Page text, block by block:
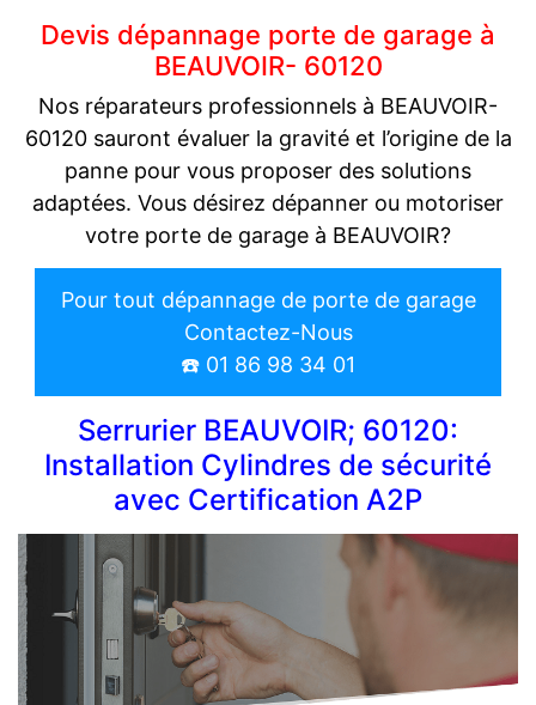
Devis dépannage porte de garage à
BEAUVOIR- 60120
Nos réparateurs professionnels à BEAUVOIR-
60120 sauront évaluer la gravité et l’origine de la
panne pour vous proposer des solutions
adaptées. Vous désirez dépanner ou motoriser
votre porte de garage à BEAUVOIR?
Pour tout dépannage de porte de garage
Contactez-Nous
☎️ 01 86 98 34 01
Serrurier BEAUVOIR; 60120:
Installation Cylindres de sécurité
avec Certification A2P